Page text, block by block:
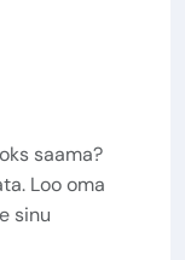
saama?
Loo oma
sinu